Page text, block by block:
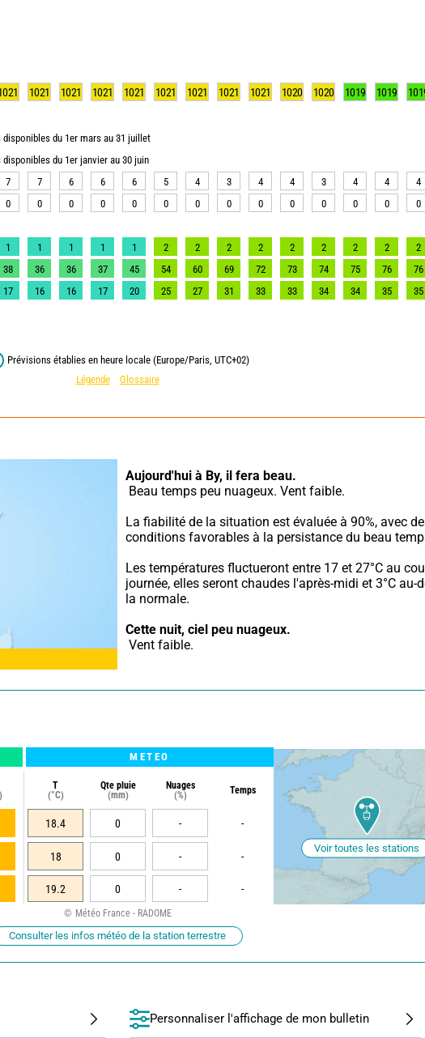
1021 1021 1021 1021 1021 1021 1021 1021 1020 1020 1019 1019
disponibles du 1er mars au 31 juillet
disponibles du 1er janvier au 30 juin
7 7 6 6 6 5 4 3 4 4 3 4 4 4
0 0 0 0 0 0 0 0 0 0 0 0 0 0
1 1 1 1 1 2 2 2 2 2 2 2 2 2
38 36 36 37 45 54 60 69 72 73 74 75 76 76
17 16 16 17 20 25 27 31 33 33 34 34 35 35
Prévisions établies en heure locale (Europe/Paris, UTC+02)
Légende
Glossaire
Aujourd'hui à By, il fera beau.
Beau temps peu nuageux. Vent faible.
La fiabilité de la situation est évaluée à 90%, avec
conditions favorables à la persistance du beau
Les températures fluctueront entre 17 et 27°C au
journée, elles seront chaudes l'après-midi et 3°C au-
la normale.
Cette nuit, ciel peu nuageux.
Vent faible.
METEO
T
(°C)
Qte pluie
(mm)
Nuages
(%)
Temps
18.4 0 - -
18 0 - -
19.2 0 - -
Voir toutes les stations
Météo France - RADOME
Consulter les infos météo de la station terrestre
Personnaliser l'affichage de mon bulletin